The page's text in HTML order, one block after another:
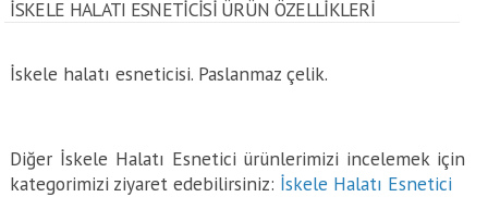
İSKELE HALATI ESNETICISI ÜRÜN ÖZELLİKLERİ
İskele halatı esneticisi. Paslanmaz çelik.
Diğer İskele Halatı Esnetici ürünlerimizi incelemek için
kategorimizi ziyaret edebilirsiniz: İskele Halatı Esnetici